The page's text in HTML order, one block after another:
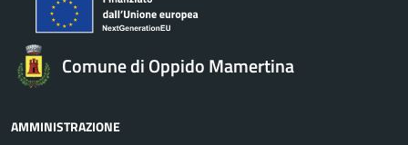
Comune di Oppido Mamertina
AMMINISTRAZIONE